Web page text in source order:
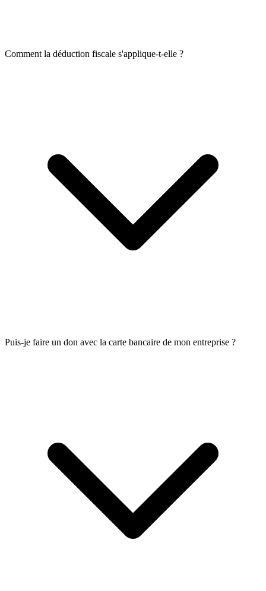
Comment la déduction fiscale s'applique-t-elle ?
Puis-je faire un don avec la carte bancaire de mon entreprise ?